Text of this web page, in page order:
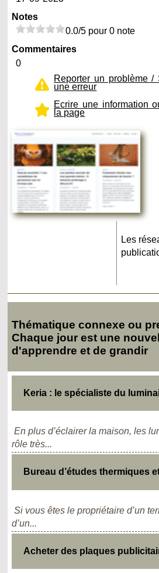
Notes
0.0/5 pour 0 note
Commentaires
0
Reporter un problème
une erreur
Ecrire une information
la page
Les
Thématique connexe ou
Chaque jour est une
d'apprendre et de grandir
Keria : le spécialiste du
En plus d’éclairer la maison, les
rôle très...
Bureau d’études thermiques
Si vous êtes le propriétaire d’un
d’un...
Acheter des plaques